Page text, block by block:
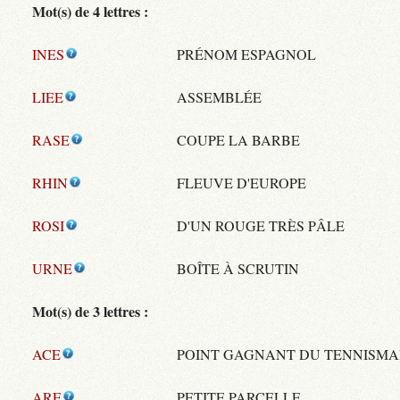
Mot(s) de 4 lettres :
INES PRÉNOM ESPAGNOL
LIEE ASSEMBLÉE
RASE COUPE LA BARBE
RHIN FLEUVE D'EUROPE
ROSI D'UN ROUGE TRÈS PÂLE
URNE BOÎTE À SCRUTIN
Mot(s) de 3 lettres :
ACE POINT GAGNANT DU